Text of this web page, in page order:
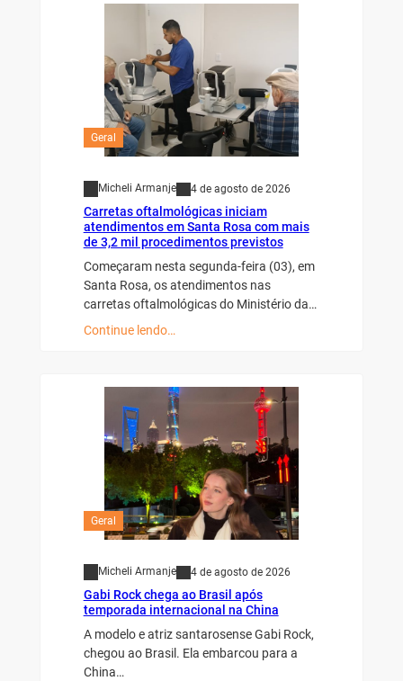
Geral
Micheli Armanje 4 de agosto de 2026
Carretas oftalmológicas iniciam
atendimentos em Santa Rosa com mais
de 3,2 mil procedimentos previstos
Começaram nesta segunda-feira (03), em
Santa Rosa, os atendimentos nas
carretas oftalmológicas do Ministério da…
Continue lendo…
Geral
Micheli Armanje 4 de agosto de 2026
Gabi Rock chega ao Brasil após
temporada internacional na China
A modelo e atriz santarosense Gabi Rock,
chegou ao Brasil. Ela embarcou para a
China…